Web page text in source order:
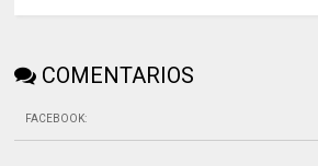
COMENTARIOS
FACEBOOK: